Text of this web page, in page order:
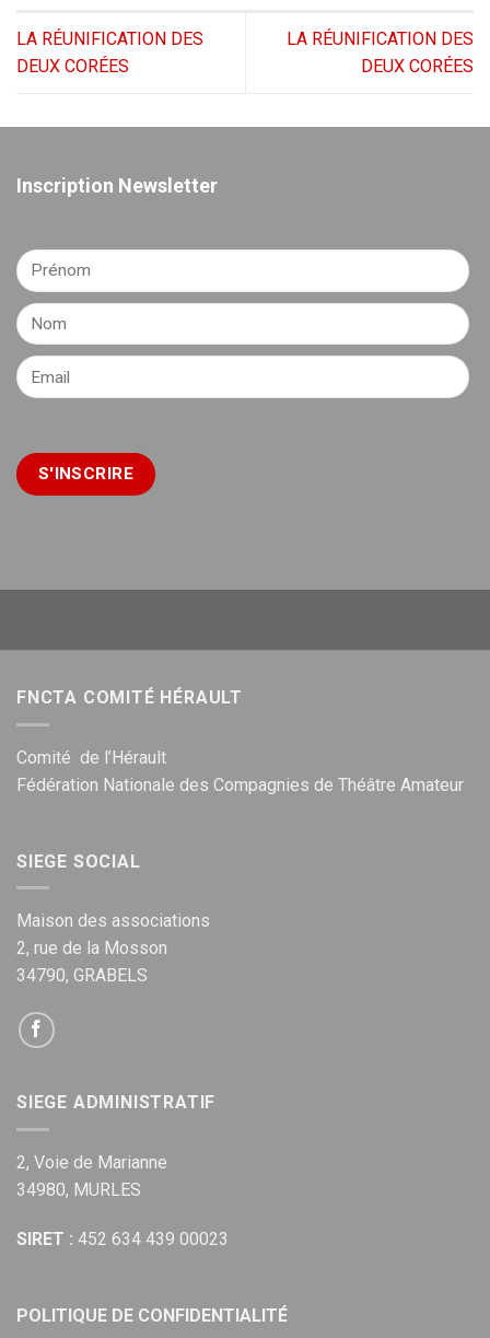
LA RÉUNIFICATION DES
DEUX CORÉES
LA RÉUNIFICATION DES
DEUX CORÉES
Inscription Newsletter
FNCTA COMITÉ HÉRAULT
Comité de l’Hérault
Fédération Nationale des Compagnies de Théâtre Amateur
SIEGE SOCIAL
Maison des associations
2, rue de la Mosson
34790, GRABELS
SIEGE ADMINISTRATIF
2, Voie de Marianne
34980, MURLES
SIRET : 452 634 439 00023
POLITIQUE DE CONFIDENTIALITÉ